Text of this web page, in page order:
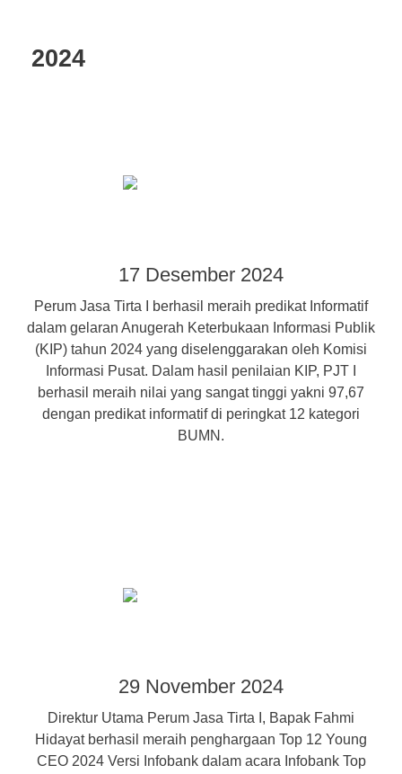
2024
17 Desember 2024
Perum Jasa Tirta I berhasil meraih predikat Informatif
dalam gelaran Anugerah Keterbukaan Informasi Publik
(KIP) tahun 2024 yang diselenggarakan oleh Komisi
Informasi Pusat. Dalam hasil penilaian KIP, PJT I
berhasil meraih nilai yang sangat tinggi yakni 97,67
dengan predikat informatif di peringkat 12 kategori
BUMN.
29 November 2024
Direktur Utama Perum Jasa Tirta I, Bapak Fahmi
Hidayat berhasil meraih penghargaan Top 12 Young
CEO 2024 Versi Infobank dalam acara Infobank Top